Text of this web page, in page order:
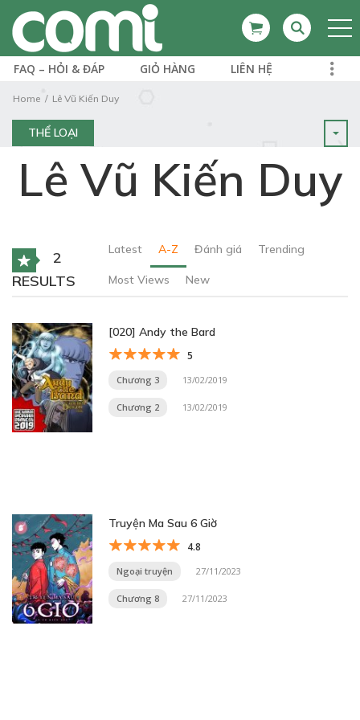
FAQ – HỎI & ĐÁP GIỎ HÀNG LIÊN HỆ
Home Lê Vũ Kiến Duy
THỂ LOẠI
Lê Vũ Kiến Duy
2
RESULTS
Latest A-Z Đánh giá Trending
Most Views New
[020] Andy the Bard
5
Chương 3 13/02/2019
Chương 2 13/02/2019
Truyện Ma Sau 6 Giờ
4.8
Ngoại truyện 27/11/2023
Chương 8 27/11/2023